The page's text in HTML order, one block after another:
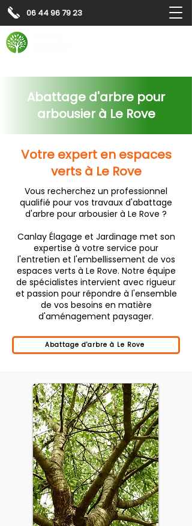
06 44 96 79 23
Abattage d'arbre pour
arbousier à Le Rove
Votre expert en espaces
verts à Le Rove
Vous recherchez un professionnel
qualifié pour vos travaux d'abattage
d'arbre pour arbousier à Le Rove ?
Canlay Élagage et Jardinage met son
expertise à votre service pour
l'entretien et l'embellissement de vos
espaces verts à Le Rove. Notre équipe
de spécialistes intervient avec rigueur
et passion pour répondre à l'ensemble
de vos besoins en matière
d'aménagement paysager.
Abattage d'arbre à Le Rove